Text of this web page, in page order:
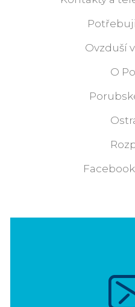
Ovzduší
O